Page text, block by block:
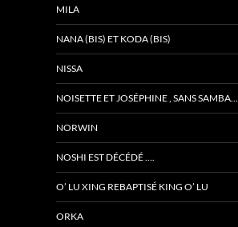
MILA
NANA (BIS) ET KODA (BIS)
NISSA
NOISETTE ET JOSÉPHINE , SANS SAMBA….
NORWIN
NOSHI EST DÉCÉDÉ ….
O’ LU XING REBAPTISÉ KING O’ LU
ORKA